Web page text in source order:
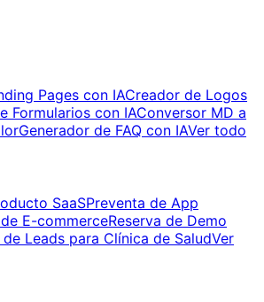
Pages con IACreador de Logos
Formularios con IAConversor MD a
Generador de FAQ con IAVer todo
SaaSPreventa de App
E-commerceReserva de Demo
Leads para Clínica de SaludVer